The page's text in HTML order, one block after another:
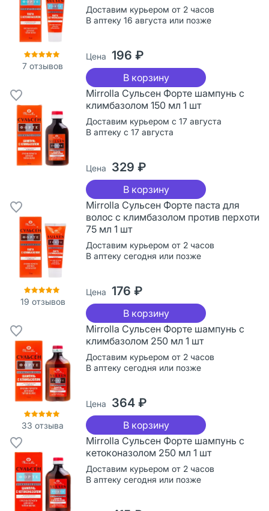
7 отзывов
Доставим курьером от 2 часов
В аптеку 16 августа или позже
Цена 196 ₽
В корзину
Mirrolla Сульсен Форте шампунь с
климбазолом 150 мл 1 шт
Доставим курьером с 17 августа
В аптеку с 17 августа
Цена 329 ₽
В корзину
19 отзывов
Mirrolla Сульсен Форте паста для
волос с климбазолом против перхоти
75 мл 1 шт
Доставим курьером от 2 часов
В аптеку сегодня или позже
Цена 176 ₽
В корзину
33 отзыва
Mirrolla Сульсен Форте шампунь с
климбазолом 250 мл 1 шт
Доставим курьером от 2 часов
В аптеку сегодня или позже
Цена 364 ₽
В корзину
Mirrolla Сульсен Форте шампунь с
кетоконазолом 250 мл 1 шт
Доставим курьером от 2 часов
В аптеку сегодня или позже